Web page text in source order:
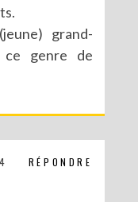
grand-
ce genre de
RÉPONDRE